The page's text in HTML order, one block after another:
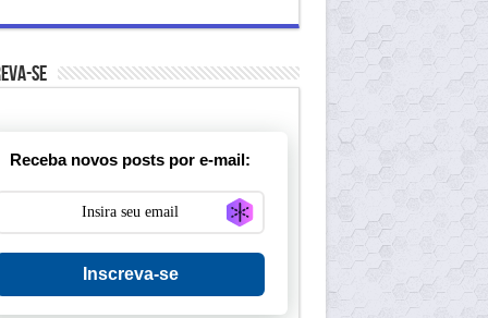
se
Receba novos posts por e-mail:
Inscreva-se